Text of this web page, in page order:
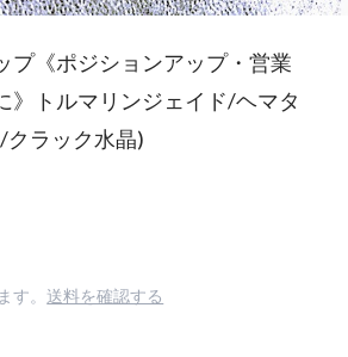
プ《ポジションアップ・営業
》トルマリンジェイド/ヘマタ
ラック水晶)
す。 送料を確認する